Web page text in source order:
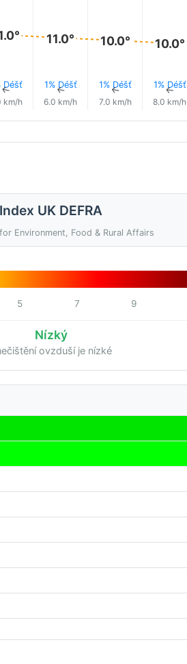
Déšť
km/h
11.0°
1% Déšť
↑
6.0 km/h
10.0°
1% Déšť
↑
7.0 km/h
10.0°
1% Déšť
↑
8.0 km/h
Index UK DEFRA
Environment, Food & Rural Affairs
5 7 9
Nízký
ovzduší je nízké